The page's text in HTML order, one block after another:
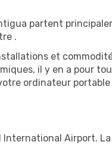
partent
.
et
il y en a pour
ordinateur
International Airport.